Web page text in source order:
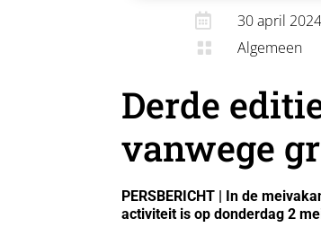
 30 april 2024
 Algemeen
Derde
vanwege
PERSBERICHT | In de
activiteit is op donderdag 2